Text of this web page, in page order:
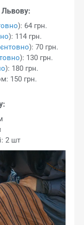
Львову:
): 64 грн.
): 114 грн.
): 70 грн.
): 130 грн.
): 180 грн.
150 грн.
2 шт